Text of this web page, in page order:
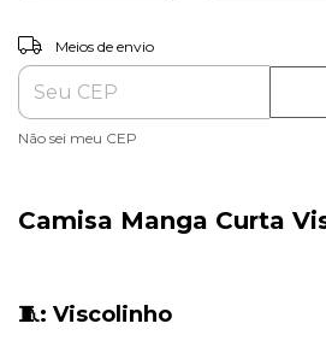
Entregas para o CEP:
Meios de envio
Não sei meu CEP
Camisa Manga Curta
🧵: Viscolinho